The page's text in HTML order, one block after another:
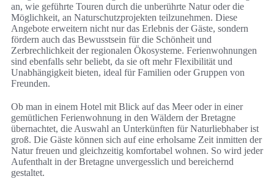
an, wie geführte Touren durch die unberührte Natur oder die
Möglichkeit, an Naturschutzprojekten teilzunehmen. Diese
Angebote erweitern nicht nur das Erlebnis der Gäste, sondern
fördern auch das Bewusstsein für die Schönheit und
Zerbrechlichkeit der regionalen Ökosysteme. Ferienwohnungen
sind ebenfalls sehr beliebt, da sie oft mehr Flexibilität und
Unabhängigkeit bieten, ideal für Familien oder Gruppen von
Freunden.
Ob man in einem Hotel mit Blick auf das Meer oder in einer
gemütlichen Ferienwohnung in den Wäldern der Bretagne
übernachtet, die Auswahl an Unterkünften für Naturliebhaber ist
groß. Die Gäste können sich auf eine erholsame Zeit inmitten der
Natur freuen und gleichzeitig komfortabel wohnen. So wird jeder
Aufenthalt in der Bretagne unvergesslich und bereichernd
gestaltet.